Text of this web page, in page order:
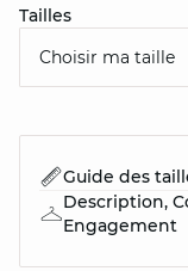
Tailles
Choisir ma taille
Guide des
Description,
Engagement